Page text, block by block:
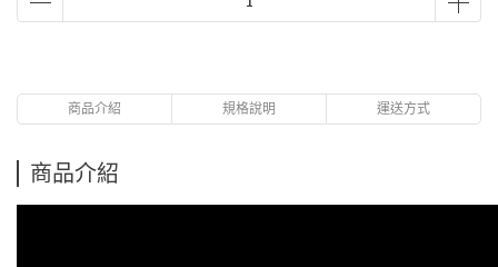
商品介紹 規格說明 運送方式
商品介紹